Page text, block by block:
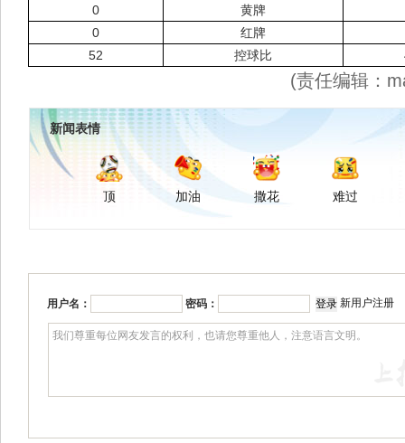
0
黄牌
0
红牌
52
控球比
(责任编辑：
新闻表情
顶 加油 撒花 难过
用户名： 密码： 新用户注册